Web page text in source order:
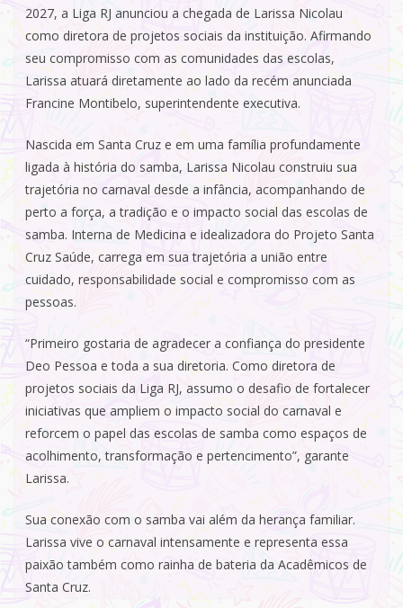
2027, a Liga RJ anunciou a chegada de Larissa Nicolau
como diretora de projetos sociais da instituição. Afirmando
seu compromisso com as comunidades das escolas,
Larissa atuará diretamente ao lado da recém anunciada
Francine Montibelo, superintendente executiva.
Nascida em Santa Cruz e em uma família profundamente
ligada à história do samba, Larissa Nicolau construiu sua
trajetória no carnaval desde a infância, acompanhando de
perto a força, a tradição e o impacto social das escolas de
samba. Interna de Medicina e idealizadora do Projeto Santa
Cruz Saúde, carrega em sua trajetória a união entre
cuidado, responsabilidade social e compromisso com as
pessoas.
“Primeiro gostaria de agradecer a confiança do presidente
Deo Pessoa e toda a sua diretoria. Como diretora de
projetos sociais da Liga RJ, assumo o desafio de fortalecer
iniciativas que ampliem o impacto social do carnaval e
reforcem o papel das escolas de samba como espaços de
acolhimento, transformação e pertencimento”, garante
Larissa.
Sua conexão com o samba vai além da herança familiar.
Larissa vive o carnaval intensamente e representa essa
paixão também como rainha de bateria da Acadêmicos de
Santa Cruz.